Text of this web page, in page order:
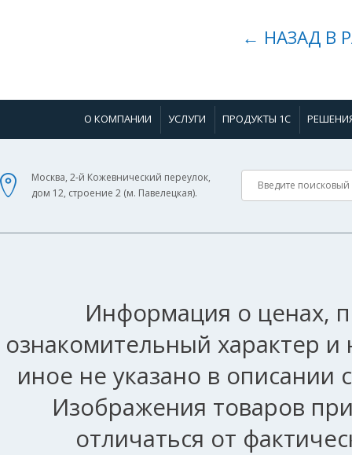
← НАЗАД В
О КОМПАНИИ УСЛУГИ ПРОДУКТЫ 1С
Москва, 2-й Кожевнический переулок,
дом 12, строение 2 (м. Павелецкая).
Информация о ценах,
ознакомительный характер
иное не указано в описании
Изображения товаров
отличаться от